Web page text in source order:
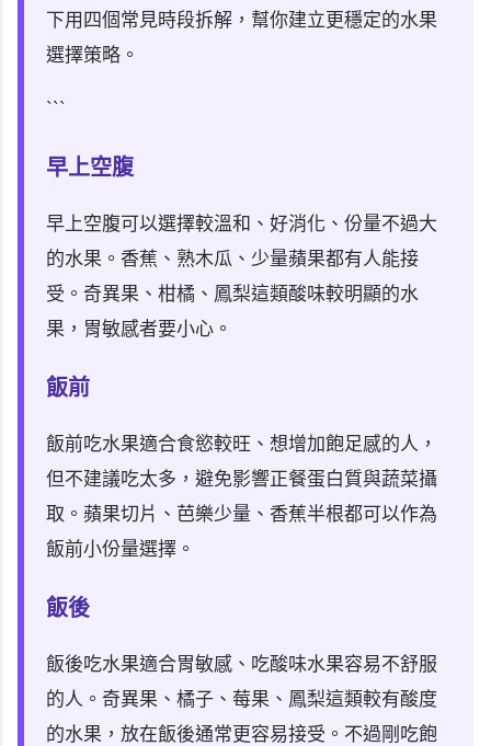
下用四個常見時段拆解，幫你建立更穩定的水果
選擇策略。
```
早上空腹
早上空腹可以選擇較溫和、好消化、份量不過大
的水果。香蕉、熟木瓜、少量蘋果都有人能接
受。奇異果、柑橘、鳳梨這類酸味較明顯的水
果，胃敏感者要小心。
飯前
飯前吃水果適合食慾較旺、想增加飽足感的人，
但不建議吃太多，避免影響正餐蛋白質與蔬菜攝
取。蘋果切片、芭樂少量、香蕉半根都可以作為
飯前小份量選擇。
飯後
飯後吃水果適合胃敏感、吃酸味水果容易不舒服
的人。奇異果、橘子、莓果、鳳梨這類較有酸度
的水果，放在飯後通常更容易接受。不過剛吃飽